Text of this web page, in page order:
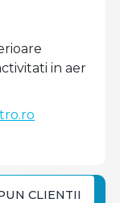
in aer
CLIENTII